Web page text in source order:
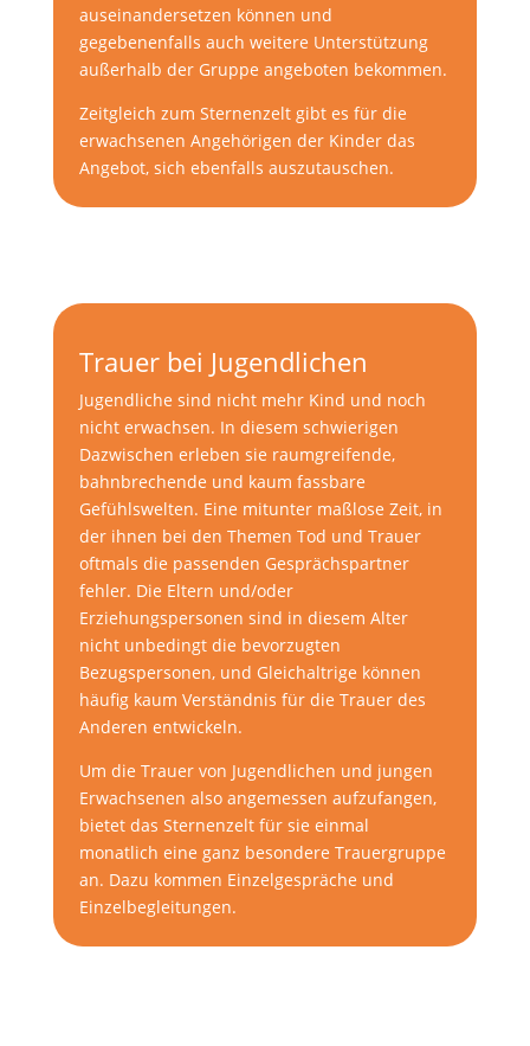
auseinandersetzen können und
gegebenenfalls auch weitere Unterstützung
außerhalb der Gruppe angeboten bekommen.
Zeitgleich zum Sternenzelt gibt es für die
erwachsenen Angehörigen der Kinder das
Angebot, sich ebenfalls auszutauschen.
Trauer bei Jugendlichen
Jugendliche sind nicht mehr Kind und noch
nicht erwachsen. In diesem schwierigen
Dazwischen erleben sie raumgreifende,
bahnbrechende und kaum fassbare
Gefühlswelten. Eine mitunter maßlose Zeit, in
der ihnen bei den Themen Tod und Trauer
oftmals die passenden Gesprächspartner
fehler. Die Eltern und/oder
Erziehungspersonen sind in diesem Alter
nicht unbedingt die bevorzugten
Bezugspersonen, und Gleichaltrige können
häufig kaum Verständnis für die Trauer des
Anderen entwickeln.
Um die Trauer von Jugendlichen und jungen
Erwachsenen also angemessen aufzufangen,
bietet das Sternenzelt für sie einmal
monatlich eine ganz besondere Trauergruppe
an. Dazu kommen Einzelgespräche und
Einzelbegleitungen.